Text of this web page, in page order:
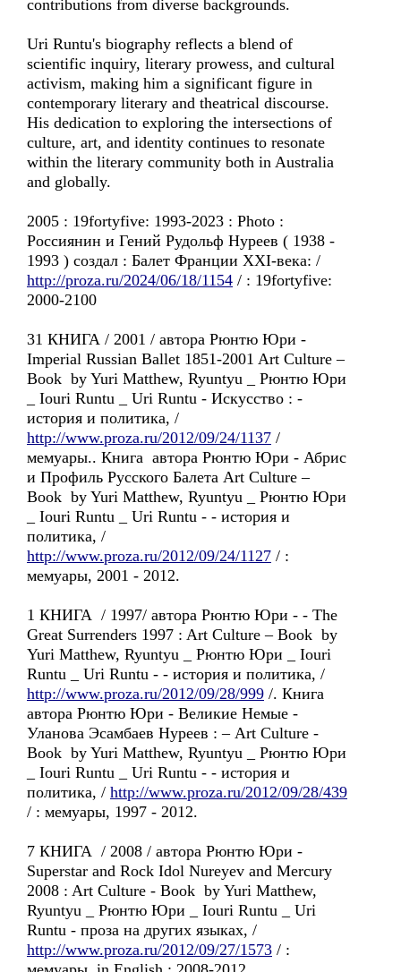
contributions from diverse backgrounds.
Uri Runtu's biography reflects a blend of
scientific inquiry, literary prowess, and cultural
activism, making him a significant figure in
contemporary literary and theatrical discourse.
His dedication to exploring the intersections of
culture, art, and identity continues to resonate
within the literary community both in Australia
and globally.
2005 : 19fortyfive: 1993-2023 : Photo :
Россиянин и Гений Рудольф Нуреев ( 1938 -
1993 ) создал : Балет Франции XXI-века: /
http://proza.ru/2024/06/18/1154 / : 19fortyfive:
2000-2100
31 КНИГА / 2001 / автора Рюнтю Юри -
Imperial Russian Ballet 1851-2001 Art Culture –
Book by Yuri Matthew, Ryuntyu _ Рюнтю Юри
_ Iouri Runtu _ Uri Runtu - Искусствo : -
история и политика, /
http://www.proza.ru/2012/09/24/1137 /
мемуары.. Книга автора Рюнтю Юри - Абрис
и Профиль Русского Балета Art Culture –
Book by Yuri Matthew, Ryuntyu _ Рюнтю Юри
_ Iouri Runtu _ Uri Runtu - - история и
политика, /
http://www.proza.ru/2012/09/24/1127 / :
мемуары, 2001 - 2012.
1 КНИГА / 1997/ автора Рюнтю Юри - - The
Great Surrenders 1997 : Art Culture – Book by
Yuri Matthew, Ryuntyu _ Рюнтю Юри _ Iouri
Runtu _ Uri Runtu - - история и политика, /
http://www.proza.ru/2012/09/28/999 /. Книга
автора Рюнтю Юри - Великие Немые -
Уланова Эсамбаев Нуреев : – Art Culture -
Book by Yuri Matthew, Ryuntyu _ Рюнтю Юри
_ Iouri Runtu _ Uri Runtu - - история и
политика, / http://www.proza.ru/2012/09/28/439
/ : мемуары, 1997 - 2012.
7 КНИГА / 2008 / автора Рюнтю Юри -
Superstar and Rock Idol Nureyev and Mercury
2008 : Art Culture - Book by Yuri Matthew,
Ryuntyu _ Рюнтю Юри _ Iouri Runtu _ Uri
Runtu - проза на других языках, /
http://www.proza.ru/2012/09/27/1573 / :